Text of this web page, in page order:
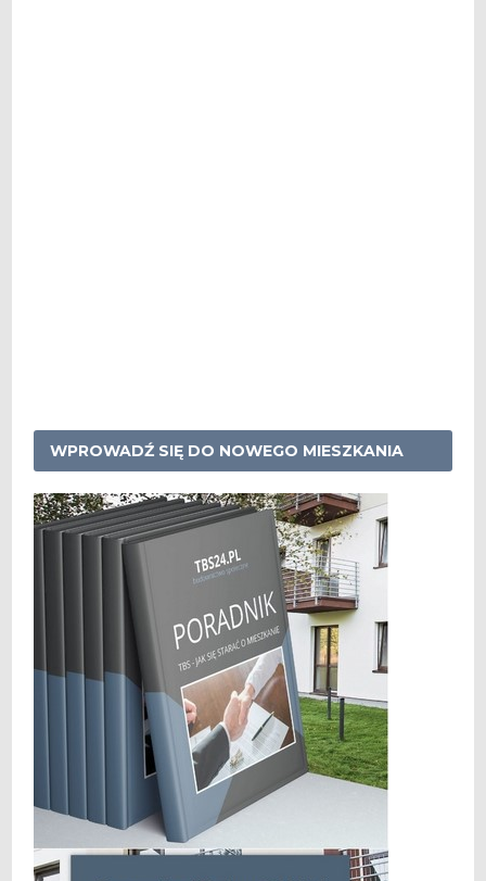
WPROWADŹ SIĘ DO NOWEGO MIESZKANIA